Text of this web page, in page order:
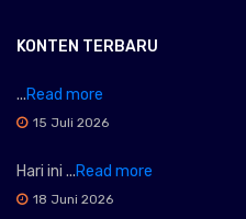
KONTEN TERBARU
...Read more
15 Juli 2026
Hari ini ...Read more
18 Juni 2026